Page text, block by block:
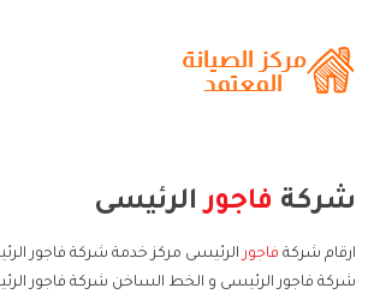
شركة فاجورالرئيسى
ارقام شركة فاجور الرئيسى مركز خدمة شركة فاجور
شركة فاجور الرئيسى و الخط الساخن شركة فاجور